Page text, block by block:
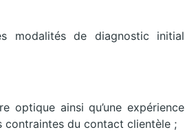
modalités de diagnostic initial
optique ainsi qu’une expérience
contraintes du contact clientèle ;